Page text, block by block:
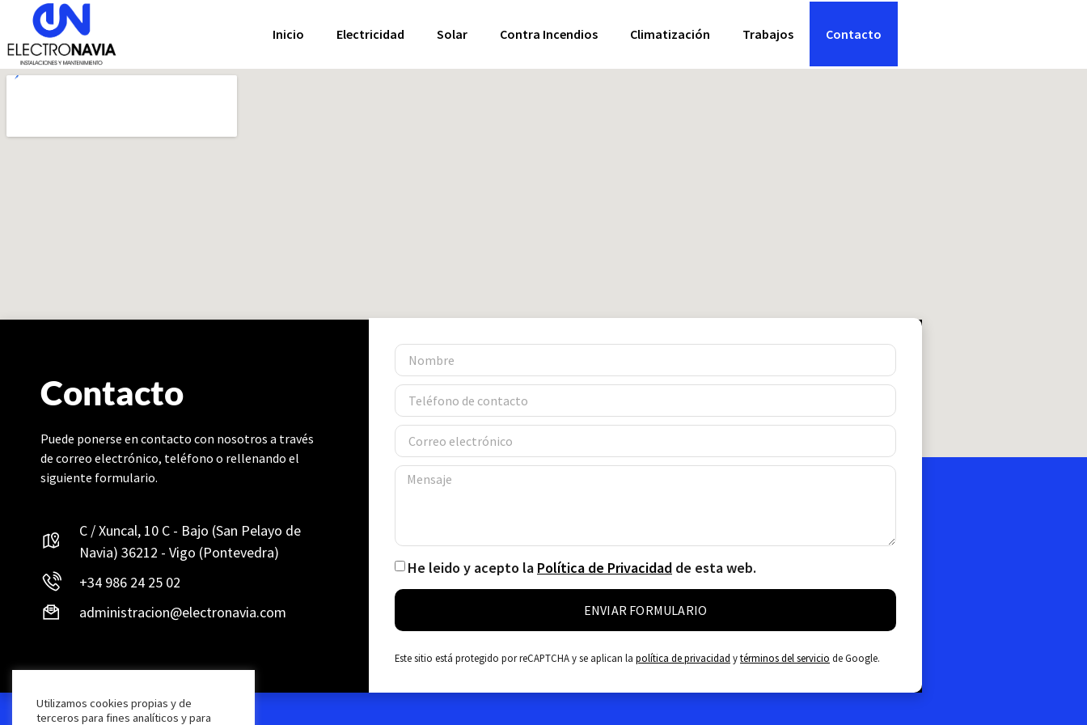
Inicio Electricidad Solar Contra Incendios Climatización Trabajos Contacto
Contacto
Puede ponerse en contacto con nosotros a través
de correo electrónico, teléfono o rellenando el
siguiente formulario.
C / Xuncal, 10 C - Bajo (San Pelayo de
Navia) 36212 - Vigo (Pontevedra)
+34 986 24 25 02
administracion@electronavia.com
He leido y acepto la Política de Privacidad de esta web.
ENVIAR FORMULARIO
Este sitio está protegido por reCAPTCHA y se aplican la política de privacidad ytérminos del servicio de Google.
Utilizamos cookies propias y de
terceros para fines analíticos y para